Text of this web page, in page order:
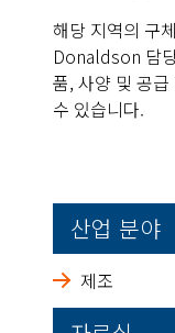
해당 지역의 구
Donaldson 담
품, 사양 및 공
수 있습니다.
산업 분야
제조